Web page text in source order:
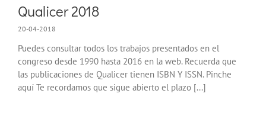
Qualicer 2018
20-04-2018
Puedes consultar todos los trabajos presentados en el
congreso desde 1990 hasta 2016 en la web. Recuerda que
las publicaciones de Qualicer tienen ISBN Y ISSN. Pinche
aquí Te recordamos que sigue abierto el plazo [...]